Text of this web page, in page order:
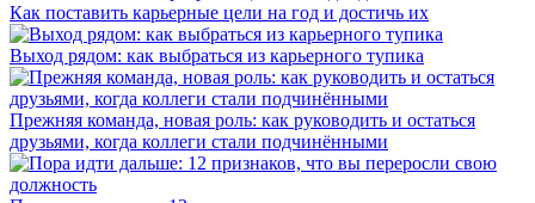
Как поставить карьерные цели на год и достичь их
Выход рядом: как выбраться из карьерного тупика
Прежняя команда, новая роль: как руководить и остаться
друзьями, когда коллеги стали подчинёнными